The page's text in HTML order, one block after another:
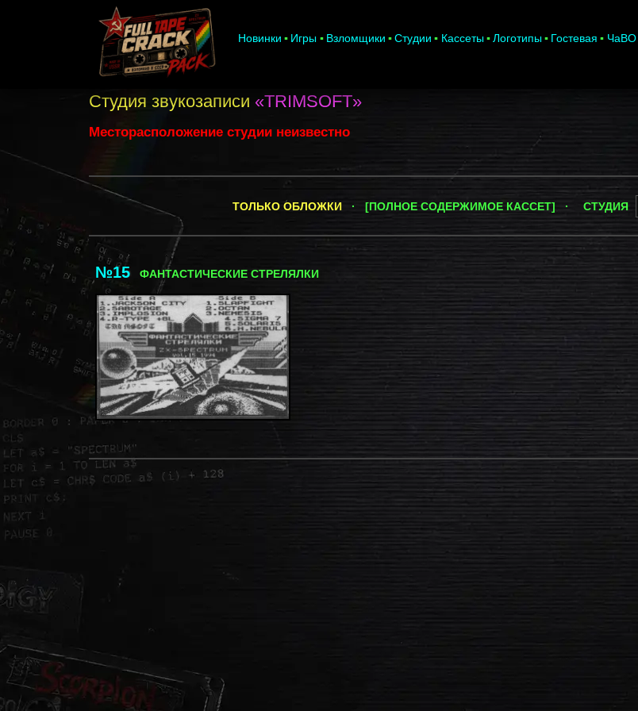
Новинки Игры Взломщики Студии Кассеты Логотипы Гостевая ЧаВО
Студия звукозаписи «TRIMSOFT»
Месторасположение студии неизвестно
ТОЛЬКО ОБЛОЖКИ· [ПОЛНОЕ СОДЕРЖИМОЕ КАССЕТ] · СТУДИЯ
№15 ФАНТАСТИЧЕСКИЕ СТРЕЛЯЛКИ